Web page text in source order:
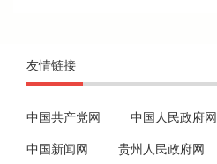
友情链接
中国共产党网 中国人民政府网
中国新闻网
贵州人民政府网